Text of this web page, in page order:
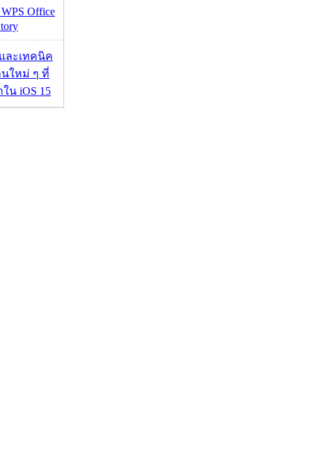
Office
ละเทคนิค
ใหม่ ๆ ที่
น iOS 15